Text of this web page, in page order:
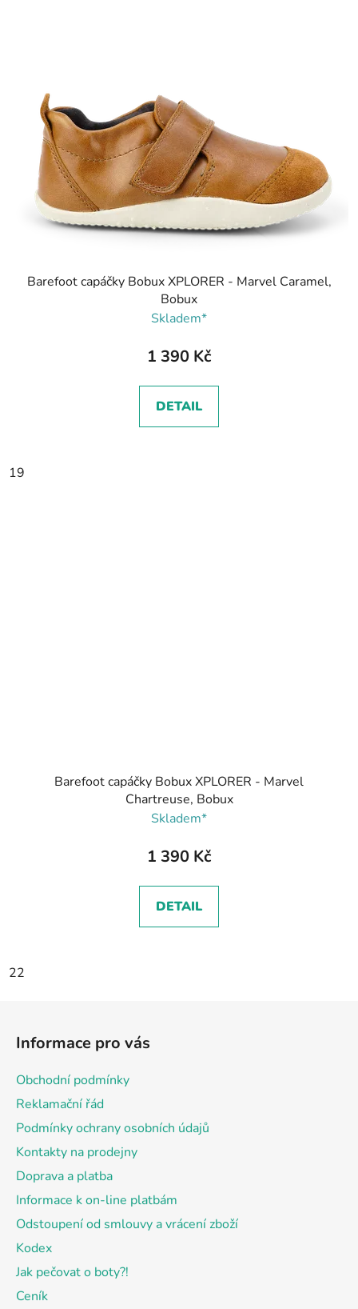
Barefoot capáčky Bobux XPLORER - Marvel Caramel,
Bobux
Skladem*
1 390 Kč
DETAIL
19
Barefoot capáčky Bobux XPLORER - Marvel
Chartreuse, Bobux
Skladem*
1 390 Kč
DETAIL
22
Informace pro vás
Obchodní podmínky
Reklamační řád
Podmínky ochrany osobních údajů
Kontakty na prodejny
Doprava a platba
Informace k on-line platbám
Odstoupení od smlouvy a vrácení zboží
Kodex
Jak pečovat o boty?!
Ceník